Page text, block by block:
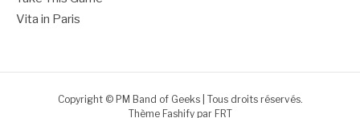
Vita in Paris
Copyright © PM Band of Geeks | Tous droits réservés.
Thème Fashify par FRT